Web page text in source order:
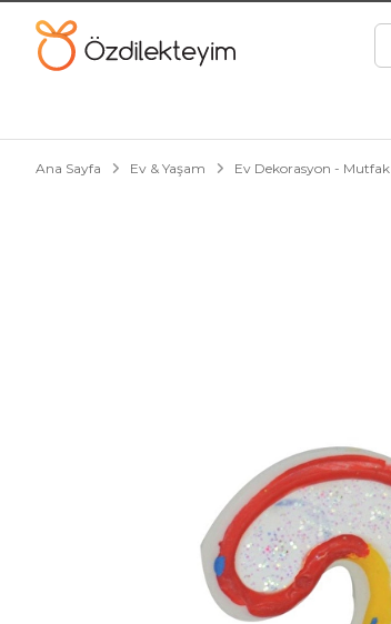
Ana Sayfa Ev & Yaşam Ev Dekorasyon - Mutfak